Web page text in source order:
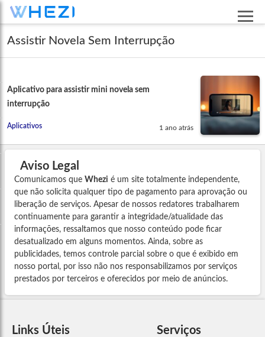
Assistir Novela Sem Interrupção
Aplicativo para assistir mini novela sem
interrupção
Aplicativos 1 ano atrás
Aviso Legal
Comunicamos que Whezi é um site totalmente independente,
que não solicita qualquer tipo de pagamento para aprovação ou
liberação de serviços. Apesar de nossos redatores trabalharem
continuamente para garantir a integridade/atualidade das
informações, ressaltamos que nosso conteúdo pode ficar
desatualizado em alguns momentos. Ainda, sobre as
publicidades, temos controle parcial sobre o que é exibido em
nosso portal, por isso não nos responsabilizamos por serviços
prestados por terceiros e oferecidos por meio de anúncios.
Links Úteis Serviços